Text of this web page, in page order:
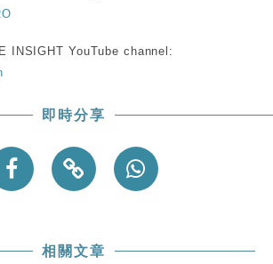
普料美伊戰事快結束 承認部分彈藥庫存緊
INSIGHT YouTube channel:
即時分享
相關文章